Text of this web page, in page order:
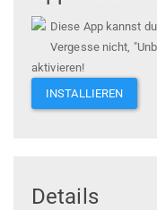
Diese App kannst
Vergesse nicht,
aktivieren!
INSTALLIEREN
Details